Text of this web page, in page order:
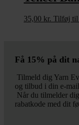
35,00 kr. Tilføj
Få 15% på dit
Tilmeld dig Yarn
og tilbud i din e-
Når du tilmelder
rabatkode med dit